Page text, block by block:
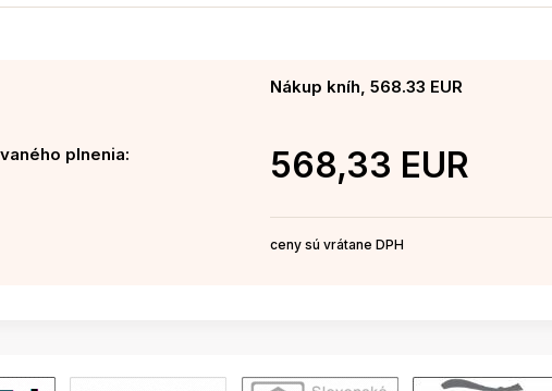
Nákup kníh, 568.33 EUR
plnenia: 568,33 EUR
ceny sú vrátane DPH